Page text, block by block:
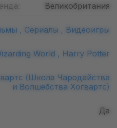
Великобритания
, Сериалы , Видеоигры
World , Harry Potter
(Школа Чародейства
и Волшебства Хогвартс)
Да